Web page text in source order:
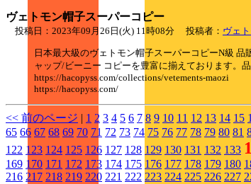
ヴェトモン帽子スーパーコピー
投稿日：2023年09月26日(火) 11時08分 投稿者： ヴェ
日本最大級のヴェトモン帽子スーパーコピーN級
ャップ/ビーニー コピーを豊富に揃えております。
https://hacopyss.com/collections/vetements-maozi
https://hacopyss.com/
<< 前のページ | 1 2 3 4 5 6 7 8 9 10 11 12 13 14 15
65 66 67 68 69 70 71 72 73 74 75 76 77 78 79 80 81
122 123 124 125 126 127 128 129 130 131 132 133
169 170 171 172 173 174 175 176 177 178 179 180
216 217 218 219 220 221 222 223 224 225 226 227